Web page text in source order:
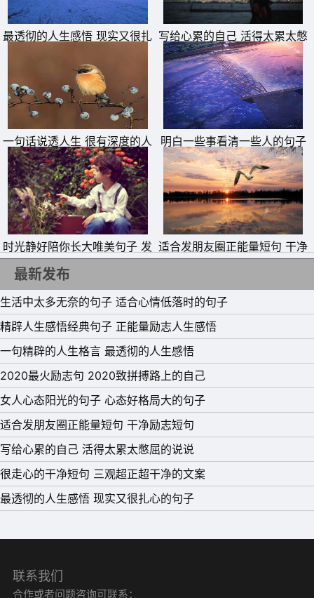
11、心情不好时，要经常问自己，你有什么而不是没有什
么，世界很大，机会很多，人生很短，不要蜷缩在一小块阴
影里。
12、到了一定年龄，便要学会寡言，每一句话都要有用，有
重量。喜怒不形于色，大事淡然，有自己的底线。
13、只有不回避痛苦和迷茫的人，才有资格去谈乐观与坚
定。命运不会厚待谁，悲喜也不会单为你准备。
14、不懂别人就少说话，你可能永远不知道在你情绪失控的
时候说出来的话有多伤人，当你要开口说话时，你所说的
话，必须比沉默更有价值。
15、看人，不要用眼睛去看，容易看走眼，更不要用耳朵去
听，因为可能是谎言。只要用时间，用心去感受，真的假不
了，假的也真不了。
最透彻的人生感悟 现实又很扎 写给心累的自己 活得太累太憋
屈的说说
一句话说透人生 很有深度的人
生短句
明白一些事看清一些人的句子
时光静好陪你长大唯美句子 发
朋友圈晒女儿的精美句子
适合发朋友圈正能量短句 干净
励志短句
最新发布
生活中太多无奈的句子 适合心情低落时的句子
精辟人生感悟经典句子 正能量励志人生感悟
一句精辟的人生格言 最透彻的人生感悟
2020最火励志句 2020致拼搏路上的自己
女人心态阳光的句子 心态好格局大的句子
适合发朋友圈正能量短句 干净励志短句
写给心累的自己 活得太累太憋屈的说说
很走心的干净短句 三观超正超干净的文案
最透彻的人生感悟 现实又很扎心的句子
联系我们
合作或者问题咨询可联系：